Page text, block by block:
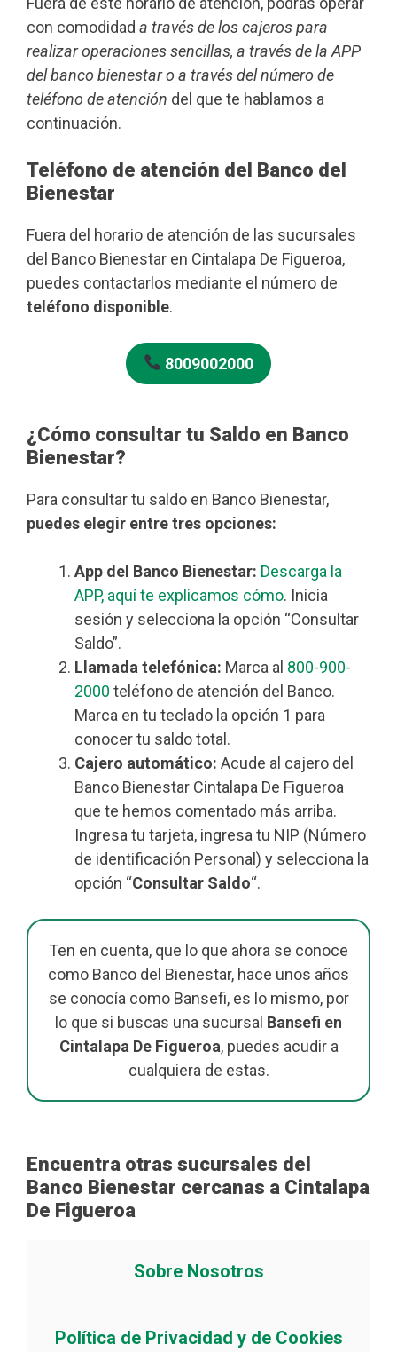
con comodidad a través de los cajeros para
realizar operaciones sencillas, a través de la APP
del banco bienestar o a través del número de
teléfono de atención del que te hablamos a
continuación.
Teléfono de atención del Banco del
Bienestar
Fuera del horario de atención de las sucursales
del Banco Bienestar en Cintalapa De Figueroa,
puedes contactarlos mediante el número de
teléfono disponible.
8009002000
¿Cómo consultar tu Saldo en Banco
Bienestar?
Para consultar tu saldo en Banco Bienestar,
puedes elegir entre tres opciones:
App del Banco Bienestar: Descarga la
APP, aquí te explicamos cómo. Inicia
sesión y selecciona la opción “Consultar
Saldo”.
Llamada telefónica: Marca al 800-900-
2000 teléfono de atención del Banco.
Marca en tu teclado la opción 1 para
conocer tu saldo total.
Cajero automático: Acude al cajero del
Banco Bienestar Cintalapa De Figueroa
que te hemos comentado más arriba.
Ingresa tu tarjeta, ingresa tu NIP (Número
de identificación Personal) y selecciona la
opción “Consultar Saldo“.
Ten en cuenta, que lo que ahora se conoce
como Banco del Bienestar, hace unos años
se conocía como Bansefi, es lo mismo, por
lo que si buscas una sucursal Bansefi en
Cintalapa De Figueroa, puedes acudir a
cualquiera de estas.
Encuentra otras sucursales del
Banco Bienestar cercanas a Cintalapa
De Figueroa
Sobre Nosotros
Política de Privacidad y de Cookies